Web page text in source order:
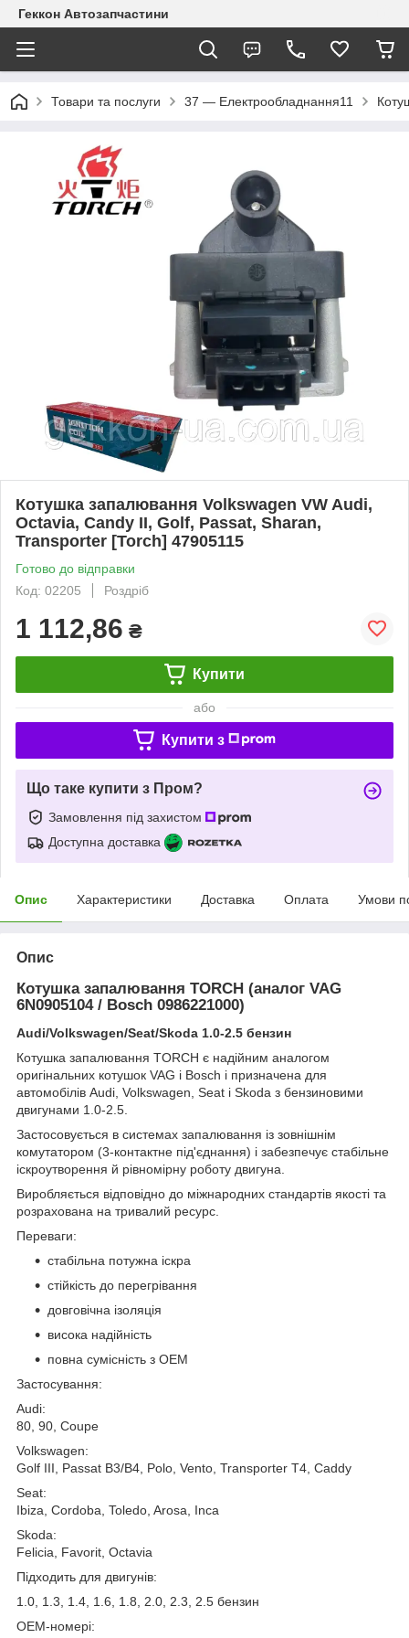
Геккон Автозапчастини
Товари та послуги 37 — Електрообладнання11
Котушка запалювання Volkswagen VW Audi,
Octavia, Candy II, Golf, Passat, Sharan,
Transporter [Torch] 47905115
Готово до відправки
Код: 02205
Роздріб
1 112,86 ₴
Купити
або
Купити з
Що таке купити з Пром?
Замовлення під захистом
Доступна доставка
Опис Характеристики Доставка Оплата Умови
Опис
Котушка запалювання TORCH (аналог VAG
6N0905104 / Bosch 0986221000)
Audi/Volkswagen/Seat/Skoda 1.0-2.5 бензин
Котушка запалювання TORCH є надійним аналогом
оригінальних котушок VAG і Bosch і призначена для
автомобілів Audi, Volkswagen, Seat і Skoda з бензиновими
двигунами 1.0-2.5.
Застосовується в системах запалювання із зовнішнім
комутатором (3-контактне під'єднання) і забезпечує стабільне
іскроутворення й рівномірну роботу двигуна.
Виробляється відповідно до міжнародних стандартів якості та
розрахована на тривалий ресурс.
Переваги:
стабільна потужна іскра
стійкість до перегрівання
довговічна ізоляція
висока надійність
повна сумісність з OEM
Застосування:
Audi:
80, 90, Coupe
Volkswagen:
Golf III, Passat B3/B4, Polo, Vento, Transporter T4, Caddy
Seat:
Ibiza, Cordoba, Toledo, Arosa, Inca
Skoda:
Felicia, Favorit, Octavia
Підходить для двигунів:
1.0, 1.3, 1.4, 1.6, 1.8, 2.0, 2.3, 2.5 бензин
OEM-номері: